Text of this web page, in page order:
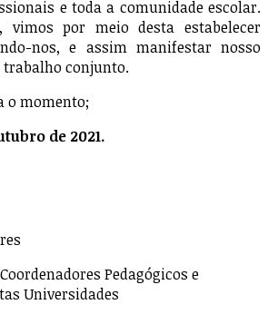
e toda a comunidade escolar.
vimos por meio desta estabelecer
nos, e assim manifestar nosso
trabalho conjunto.
momento;
de 2021.
Pedagógicos e
Universidades